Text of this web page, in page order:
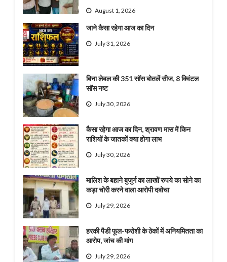
August 1, 2026
जाने कैसा रहेगा आज का दिन
July 31, 2026
बिना लेबल की 351 सॉस बोतलें सीज, 8 क्विंटल
सॉस नष्ट
July 30, 2026
कैसा रहेगा आज का दिन, श्रावण मास में किन
राशियों के जातकों क्या होगा लाभ
July 30, 2026
मालिश के बहाने बुजुर्ग का लाखों रुपये का सोने का
कड़ा चोरी करने वाला आरोपी दबोचा
July 29, 2026
हरकी पैडी फूल-फरोशी के ठेकों में अनियमितता का
आरोप, जांच की मांग
July 29, 2026